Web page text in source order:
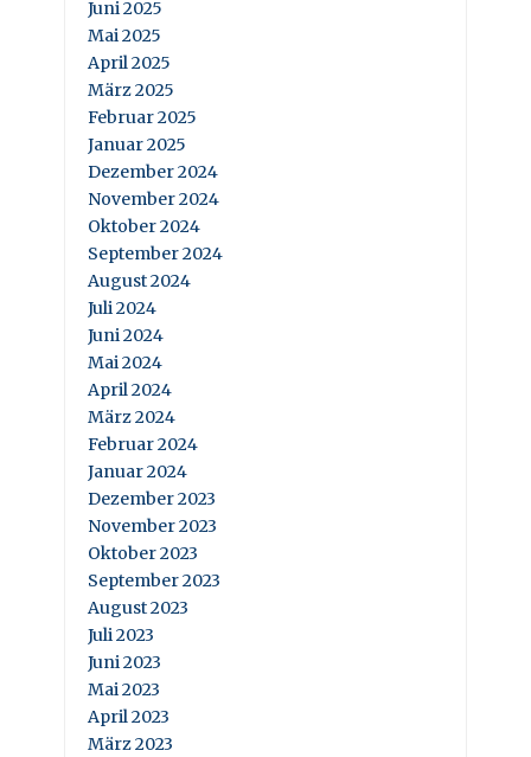
Juni 2025
Mai 2025
April 2025
März 2025
Februar 2025
Januar 2025
Dezember 2024
November 2024
Oktober 2024
September 2024
August 2024
Juli 2024
Juni 2024
Mai 2024
April 2024
März 2024
Februar 2024
Januar 2024
Dezember 2023
November 2023
Oktober 2023
September 2023
August 2023
Juli 2023
Juni 2023
Mai 2023
April 2023
März 2023